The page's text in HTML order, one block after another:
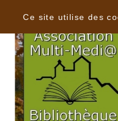
Ce site utilise des